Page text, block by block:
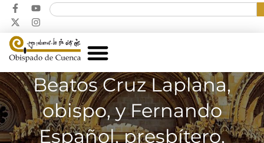
Beatos Cruz Laplana,
obispo, y Fernando
Español, presbítero,